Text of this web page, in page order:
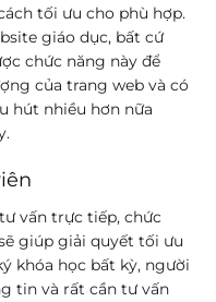
tối ưu cho phù hợp.
giáo dục, bất cứ
chức năng này để
của trang web và có
hút nhiều hơn nữa
vấn trực tiếp, chức
giúp giải quyết tối ưu
khóa học bất kỳ, người
tin và rất cần tư vấn